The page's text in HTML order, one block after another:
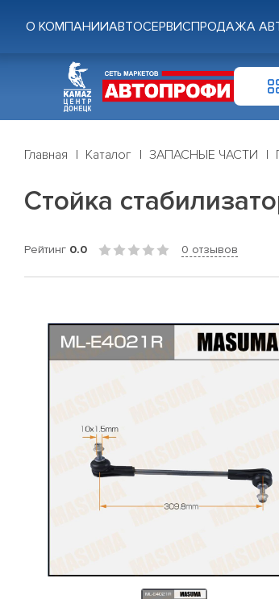
О КОМПАНИИАВТОСЕРВИСПРОДАЖА
Главная Каталог ЗАПАСНЫЕ ЧАСТИ
Стойка
Рейтинг 0.0 0 отзывов